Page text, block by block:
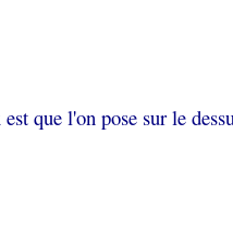
que l'on pose sur le